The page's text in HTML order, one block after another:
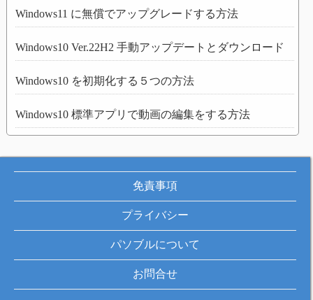
Windows11 に無償でアップグレードする方法
Windows10 Ver.22H2 手動アップデートとダウンロード
Windows10 を初期化する５つの方法
Windows10 標準アプリで動画の編集をする方法
免責事項
プライバシー
パソブルについて
お問合せ